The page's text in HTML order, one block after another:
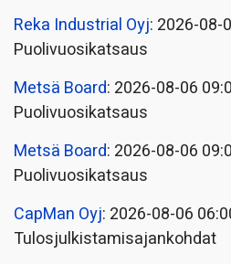
Reka Industrial Oyj: 2026-08-
Puolivuosikatsaus
Metsä Board: 2026-08-06
Puolivuosikatsaus
Metsä Board: 2026-08-06
Puolivuosikatsaus
CapMan Oyj: 2026-08-06
Tulosjulkistamisajankohdat